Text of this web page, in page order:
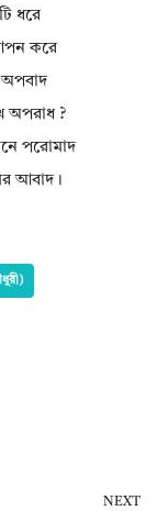
ধরে
করে
অপবাদ
অপরাধ ?
পরোমাদ
আবাদ।
NEXT